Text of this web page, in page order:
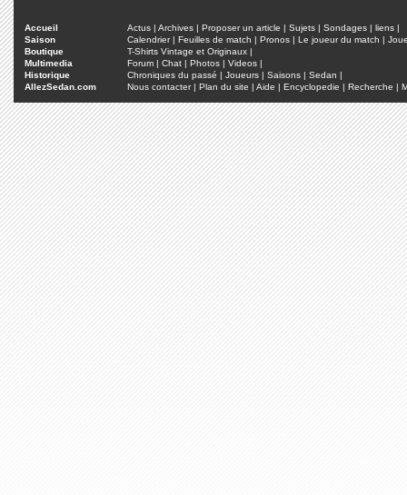
Accueil Actus | Archives | Proposer un article | Sujets | Sondages | liens |
Saison
Calendrier| Feuilles de match | Pronos | Le joueur du match |
Boutique
T-Shirts Vintage et Originaux |
Multimedia
Forum | Chat | Photos | Videos |
Historique
Chroniques du passé | Joueurs | Saisons | Sedan |
AllezSedan.com
Nous contacter| Plan du site | Aide | Encyclopedie | Recherche |